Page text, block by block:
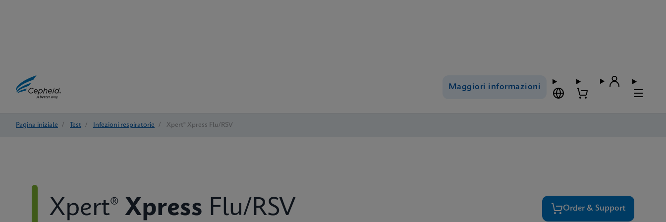
Maggiori informazioni
Pagina iniziale / Test / Infezioni respiratorie / Xpert® Xpress Flu/RSV
Xpert® Xpress Flu/RSV Order & Support